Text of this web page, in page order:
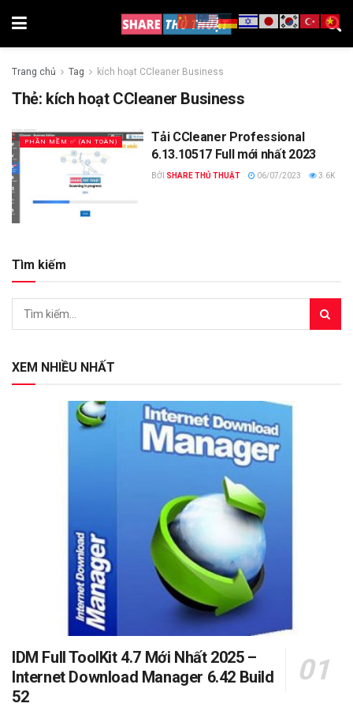
Trang chủ Tag kích hoạt CCleaner Business
Thẻ: kích hoạt CCleaner Business
PHẦN MỀM ✅ (AN TOÀN)
Tải CCleaner Professional
6.13.10517 Full mới nhất 2023
BỞI SHARE THỦ THUẬT 06/07/2023 3.6K
Tìm kiếm
XEM NHIỀU NHẤT
IDM Full ToolKit 4.7 Mới Nhất 2025 –
Internet Download Manager 6.42 Build
52